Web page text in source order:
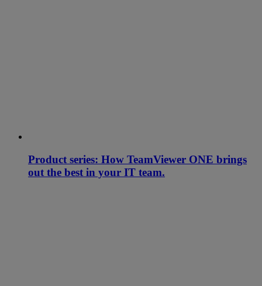
Product series: How TeamViewer ONE brings
out the best in your IT team.